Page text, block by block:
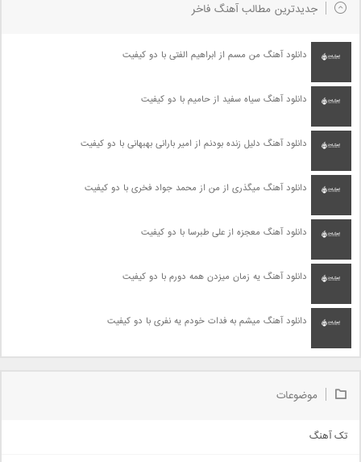
جدیدترین مطالب آهنگ فاخر
دانلود آهنگ من مسم از ابراهیم الفتی با دو کیفیت
دانلود آهنگ سیاه سفید از حامیم با دو کیفیت
دانلود آهنگ دلیل زنده بودنم از امیر بارانی بهبهانی با دو کیفیت
دانلود آهنگ میگذری از من از محمد جواد فخری با دو کیفیت
دانلود آهنگ معجزه از علی طبرسا با دو کیفیت
دانلود آهنگ یه زمان میزدن همه دورم با دو کیفیت
دانلود آهنگ میشم به فدات خودم یه نفری با دو کیفیت
موضوعات
تک آهنگ